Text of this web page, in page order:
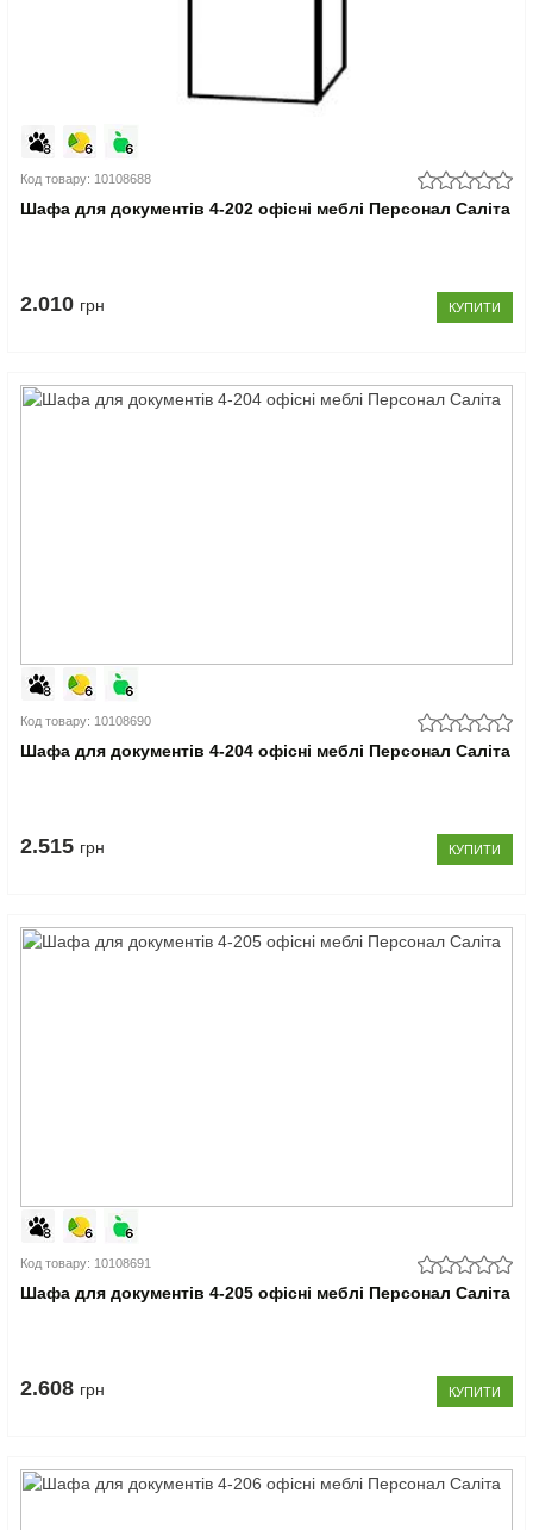
Код товару: 10108688
Шафа для документів 4-202 офісні меблі Персонал Саліта
2.010 грн КУПИТИ
Код товару: 10108690
Шафа для документів 4-204 офісні меблі Персонал Саліта
2.515 грн КУПИТИ
Код товару: 10108691
Шафа для документів 4-205 офісні меблі Персонал Саліта
2.608 грн КУПИТИ